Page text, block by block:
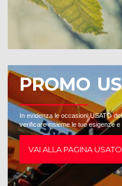
PROMO
In evidenza le occasioni USATO
verificare insieme le tue esigenze
VAI ALLA PAGINA USATO